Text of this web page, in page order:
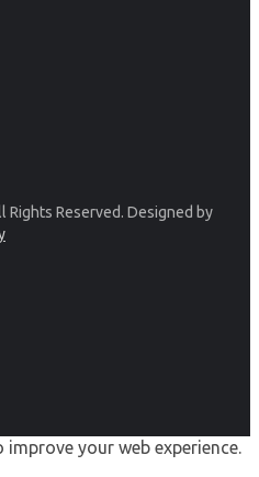
Reserved. Designed by
your web experience.